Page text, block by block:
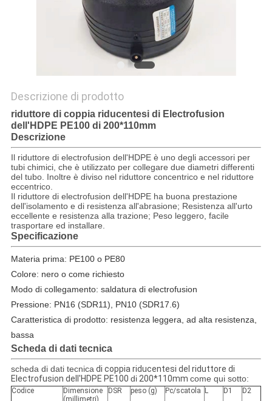
Descrizione di prodotto
riduttore di coppia riducentesi di Electrofusion
dell'HDPE PE100 di 200*110mm
Descrizione
Il riduttore di electrofusion dell'HDPE è uno degli accessori per
tubi chimici, che è utilizzato per collegare due diametri differenti
del tubo. Inoltre è diviso nel riduttore concentrico e nel riduttore
eccentrico.
Il riduttore di electrofusion dell'HDPE ha buona prestazione
dell'isolamento e di resistenza all'abrasione; Resistenza all'urto
eccellente e resistenza alla trazione; Peso leggero, facile
trasportare ed installare.
Specificazione
Materia prima: PE100 o PE80
Colore: nero o come richiesto
Modo di collegamento: saldatura di electrofusion
Pressione: PN16 (SDR11), PN10 (SDR17.6)
Caratteristica di prodotto: resistenza leggera, ad alta resistenza,
bassa
Scheda di dati tecnica
scheda di dati tecnicadi coppia riducentesi del riduttore di
Electrofusion dell'HDPE PE100 di200*110mm come qui sotto:
Codice
Dimensione
DSR peso (g) Pc/scatola L D1 D2